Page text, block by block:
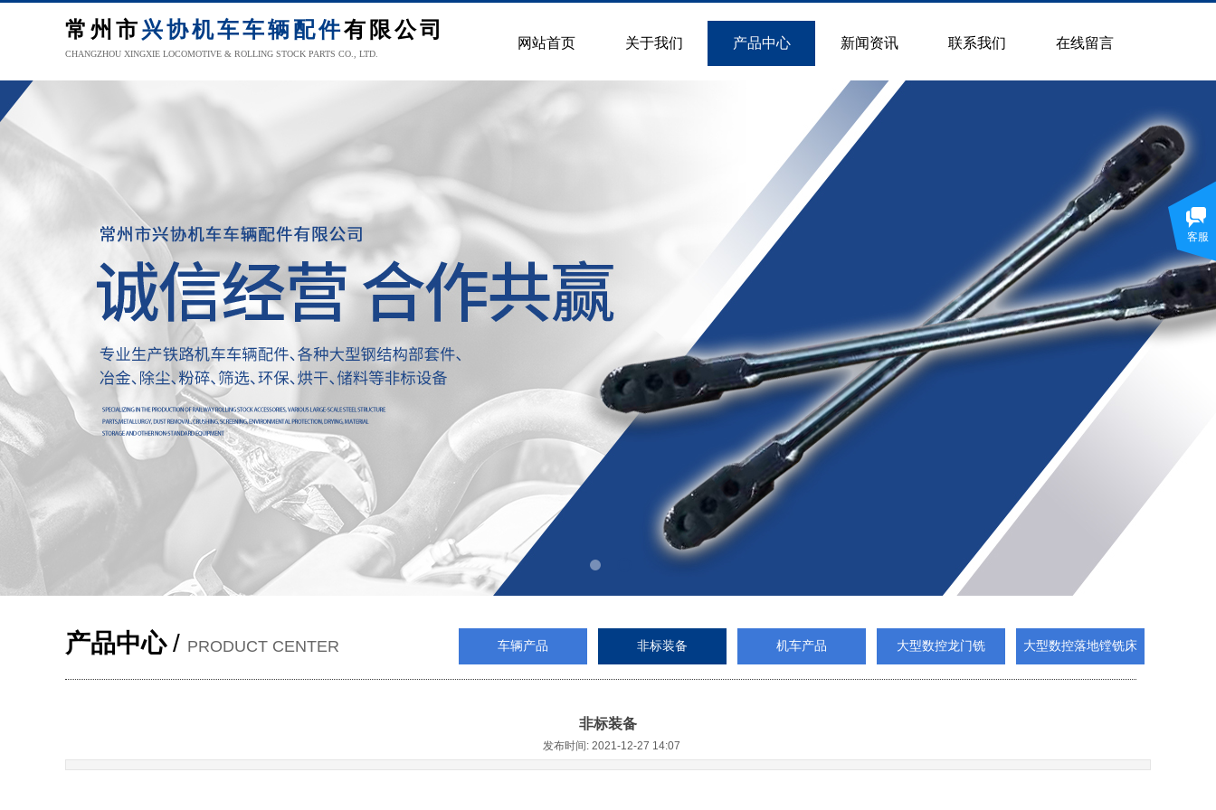
常州市兴协机车车辆配件有限公司
网站首页 关于我们 产品中心 新闻资讯 联系我们 在线留言
CHANGZHOU XINGXIE LOCOMOTIVE & ROLLING STOCK PARTS CO., LTD.
产品中心/ PRODUCT CENTER 车辆产品 非标装备 机车产品 大型数控龙门铣 大型数控落地镗铣床
非标装备
发布时间: 2021-12-27 14:07
客服